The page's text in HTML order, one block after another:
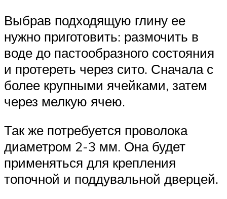
Выбрав подходящую глину ее
нужно приготовить: размочить в
воде до пастообразного состояния
и протереть через сито. Сначала с
более крупными ячейками, затем
через мелкую ячею.
Так же потребуется проволока
диаметром 2-3 мм. Она будет
применяться для крепления
топочной и поддувальной дверцей.